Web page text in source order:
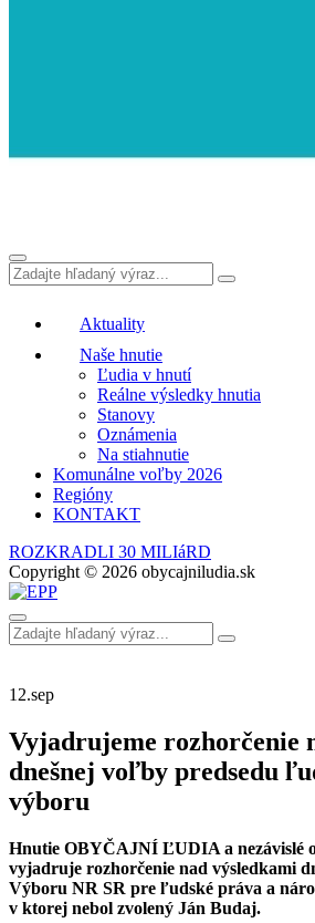
Aktuality
Naše hnutie
Ľudia v hnutí
Reálne výsledky hnutia
Stanovy
Oznámenia
Na stiahnutie
Komunálne voľby 2026
Regióny
KONTAKT
ROZKRADLI 30 MILIáRD
Copyright © 2026 obycajniludia.sk
12.sep
Vyjadrujeme rozhorčenie
dnešnej voľby predsedu
výboru
Hnutie OBYČAJNÍ ĽUDIA a nezávislé
vyjadruje rozhorčenie nad výsledkami
Výboru NR SR pre ľudské práva a
v ktorej nebol zvolený Ján Budaj.